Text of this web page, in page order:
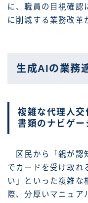
に、職員の目視確認
に削減する業務改革
生成AIの業務
複雑な代理人
書類のナビゲー
区民から「親が認
でカードを受け取れ
い」といった複雑な
際、分厚いマニュア